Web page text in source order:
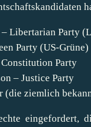
– Libertarian Party
Party (US-Grüne)
Party
– Justice Party
(die ziemlich
eingefordert,